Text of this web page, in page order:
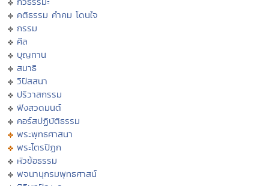
คติธรรม คำคม โดนใจ
กรรม
ศีล
บุญทาน
สมาธิ
วิปัสสนา
ปริวาสกรรม
ฟังสวดมนต์
คอร์สปฏิบัติธรรม
พระพุทธศาสนา
พระไตรปิฏก
หัวข้อธรรม
พจนานุกรมพุทธศาสน์